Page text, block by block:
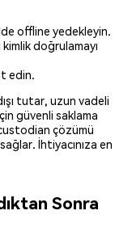
offline yedekleyin.
doğrulamayı
edin.
tutar, uzun vadeli
güvenli saklama
çözümü
İhtiyacınıza en
Sonra